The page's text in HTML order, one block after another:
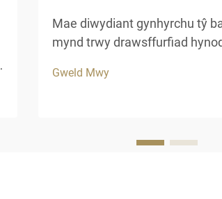
Mae diwydiant gynhyrchu tŷ
mynd trwy drawsffurfiad
a phractisau cynaliadwy sy'n
Gweld Mwy